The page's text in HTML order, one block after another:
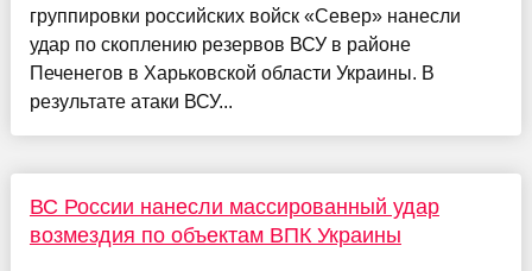
группировки российских войск «Север» нанесли
удар по скоплению резервов ВСУ в районе
Печенегов в Харьковской области Украины. В
результате атаки ВСУ...
ВС России нанесли массированный удар
возмездия по объектам ВПК Украины